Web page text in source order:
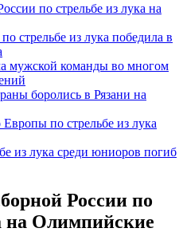
по стрельбе из лука на
стрельбе из лука победила в
мужской команды во многом
боролись в Рязани на
по стрельбе из лука
из лука среди юниоров погиб
России по
на Олимпийские